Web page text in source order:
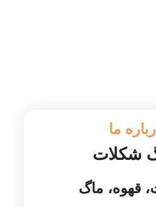
ما
شکلات
قهوه، ماگ